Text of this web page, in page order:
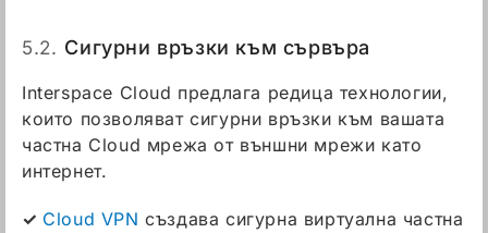
5.2. Сигурни връзки към сървъра
Interspace Cloud предлага редица технологии,
които позволяват сигурни връзки към вашата
частна Cloud мрежа от външни мрежи като
интернет.
Cloud VPN създава сигурна виртуална частна